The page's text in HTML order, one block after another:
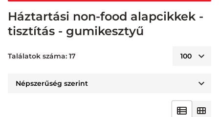
Háztartási non-food alapcikkek -
tisztítás - gumikesztyű
Találatok száma: 17